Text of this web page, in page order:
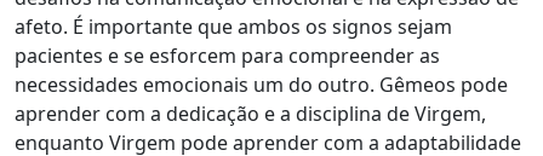
afeto. É importante que ambos os signos sejam
pacientes e se esforcem para compreender as
necessidades emocionais um do outro. Gêmeos pode
aprender com a dedicação e a disciplina de Virgem,
enquanto Virgem pode aprender com a adaptabilidade